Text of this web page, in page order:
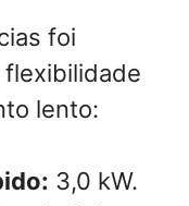
foi
lento:
3,0 kW.